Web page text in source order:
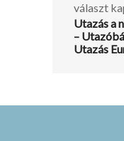
választ
Utazás a
–
Utazás